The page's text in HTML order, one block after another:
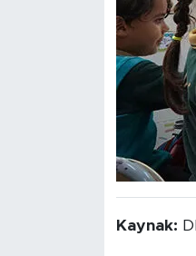
Kaynak: